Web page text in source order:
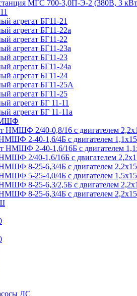
МГС 700-3,0П-Э-2 (380В, 3
агрегат БГ11-21
агрегат БГ11-22а
агрегат БГ11-22
агрегат БГ11-23а
агрегат БГ11-23
агрегат БГ11-24а
агрегат БГ11-24
агрегат БГ11-25А
агрегат БГ11-25
агрегат БГ 11-11
агрегат БГ 11-11а
НМШФ 2/40-0,8/16 с двигателем
2-40-1,6/4Б с двигателем
НМШФ 2-40-1,6/16Б с двигателем
2/40-1,6/16Б с двигателем
8-25-6,3/4Б с двигателем
5-25-4,0/4Б с двигателем
8-25-6,3/2,5Б с двигателем
8-25-6,3/4Б с двигателем
ДС